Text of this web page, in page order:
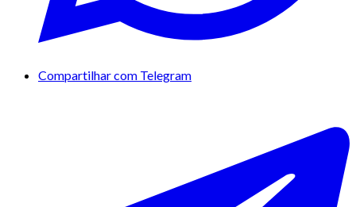
Compartilhar com Telegram